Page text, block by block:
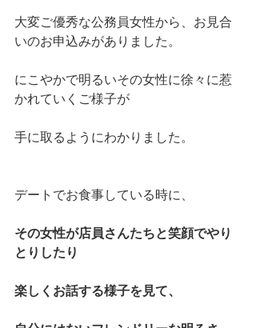
大変ご優秀な公務員女性から、お見合
いのお申込みがありました。
にこやかで明るいその女性に徐々に惹
かれていくご様子が
手に取るようにわかりました。
デートでお食事している時に、
その女性が店員さんたちと笑顔でやり
とりしたり
楽しくお話する様子を見て、